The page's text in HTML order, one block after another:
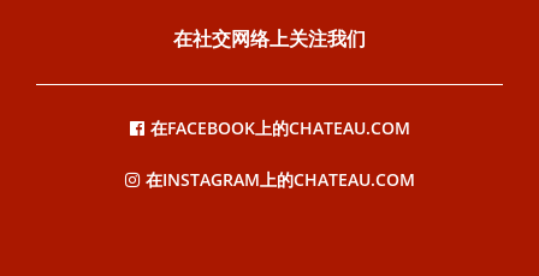
在社交网络上关注我们
在FACEBOOK上的CHATEAU.COM
在INSTAGRAM上的CHATEAU.COM